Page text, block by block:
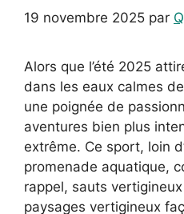
19 novembre 2025 par
Alors que l’été 2025
dans les eaux calmes
une poignée de
aventures bien plus
extrême. Ce sport, loin
promenade aquatique,
rappel, sauts
paysages vertigineux